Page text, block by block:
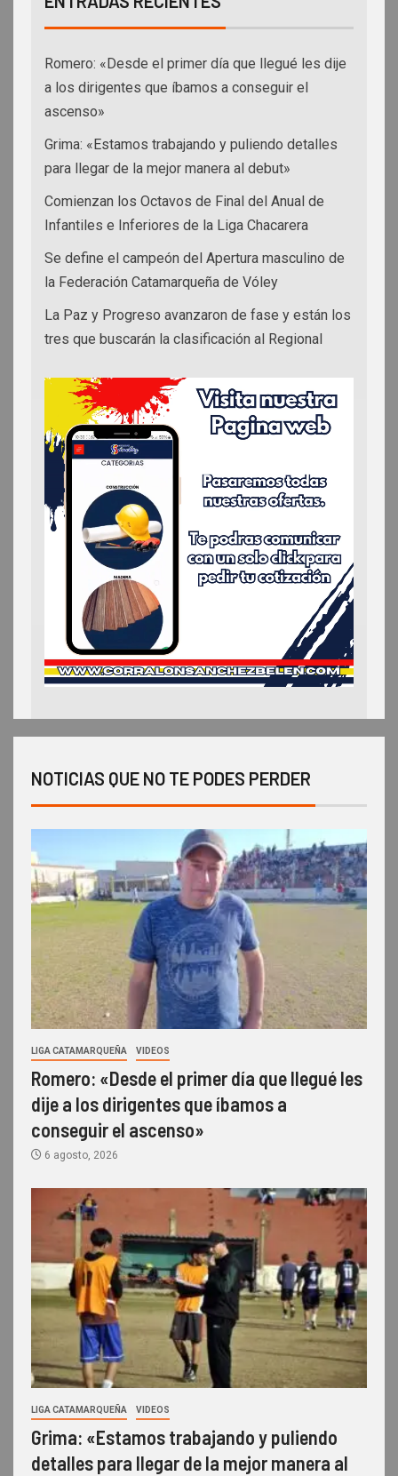
Romero: «Desde el primer día que llegué les dije
a los dirigentes que íbamos a conseguir el
ascenso»
Grima: «Estamos trabajando y puliendo detalles
para llegar de la mejor manera al debut»
Comienzan los Octavos de Final del Anual de
Infantiles e Inferiores de la Liga Chacarera
Se define el campeón del Apertura masculino de
la Federación Catamarqueña de Vóley
La Paz y Progreso avanzaron de fase y están los
tres que buscarán la clasificación al Regional
NOTICIAS QUE NO TE PODES PERDER
LIGA CATAMARQUEÑA VIDEOS
Romero: «Desde el primer día que llegué les
dije a los dirigentes que íbamos a
conseguir el ascenso»
6 agosto, 2026
LIGA CATAMARQUEÑA VIDEOS
Grima: «Estamos trabajando y puliendo
detalles para llegar de la mejor manera al